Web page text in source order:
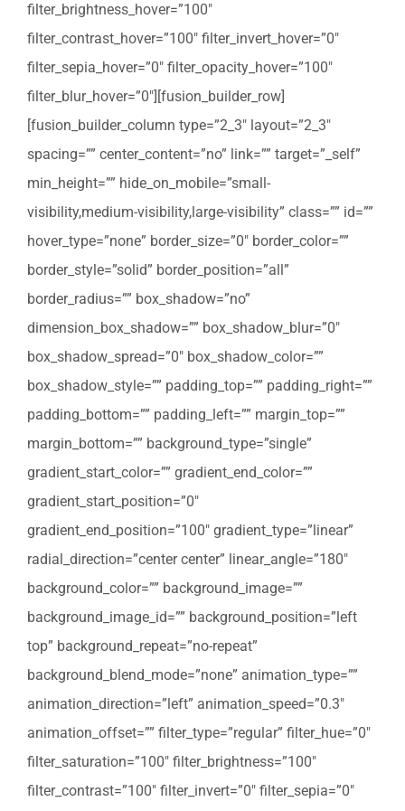
filter_brightness_hover=”100″
filter_contrast_hover=”100″ filter_invert_hover=”0″
filter_sepia_hover=”0″ filter_opacity_hover=”100″
filter_blur_hover=”0″][fusion_builder_row]
[fusion_builder_column type=”2_3″ layout=”2_3″
spacing=”” center_content=”no” link=”” target=”_self”
min_height=”” hide_on_mobile=”small-
visibility,medium-visibility,large-visibility” class=”” id=””
hover_type=”none” border_size=”0″ border_color=””
border_style=”solid” border_position=”all”
border_radius=”” box_shadow=”no”
dimension_box_shadow=”” box_shadow_blur=”0″
box_shadow_spread=”0″ box_shadow_color=””
box_shadow_style=”” padding_top=”” padding_right=””
padding_bottom=”” padding_left=”” margin_top=””
margin_bottom=”” background_type=”single”
gradient_start_color=”” gradient_end_color=””
gradient_start_position=”0″
gradient_end_position=”100″ gradient_type=”linear”
radial_direction=”center center” linear_angle=”180″
background_color=”” background_image=””
background_image_id=”” background_position=”left
top” background_repeat=”no-repeat”
background_blend_mode=”none” animation_type=””
animation_direction=”left” animation_speed=”0.3″
animation_offset=”” filter_type=”regular” filter_hue=”0″
filter_saturation=”100″ filter_brightness=”100″
filter_contrast=”100″ filter_invert=”0″ filter_sepia=”0″